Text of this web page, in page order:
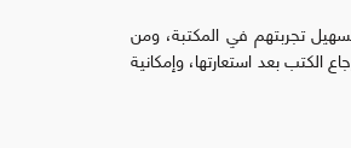
تجربتهم في المكتبة، ومن
الكتب بعد استعارتها، وإمكانية